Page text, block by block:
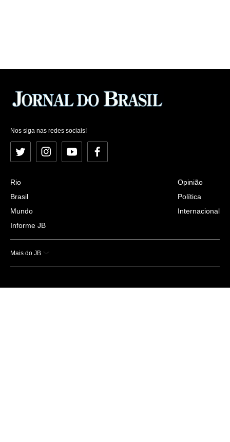
Nos siga nas redes sociais!
Twitter InstagramYouTubeFacebook
Rio
Brasil
Mundo
Informe JB
Opinião
Política
Internacional
Mais do JB
Esportes